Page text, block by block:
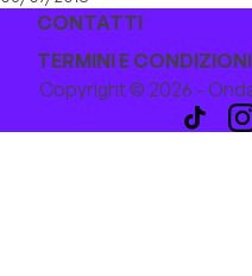
CONTATTI
TERMINI E CONDIZIONI
Copyright © 2026 -